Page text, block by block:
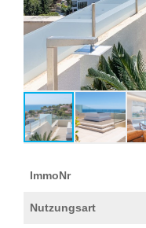
ImmoNr
Nutzungsart